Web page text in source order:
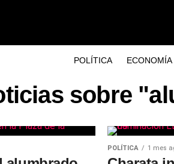
POLÍTICA ECONOMÍA
sobre
POLÍTICA 1 mes